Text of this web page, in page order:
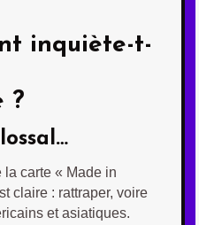
inquiète-t-
?
la carte « Made in
claire : rattraper, voire
et asiatiques.